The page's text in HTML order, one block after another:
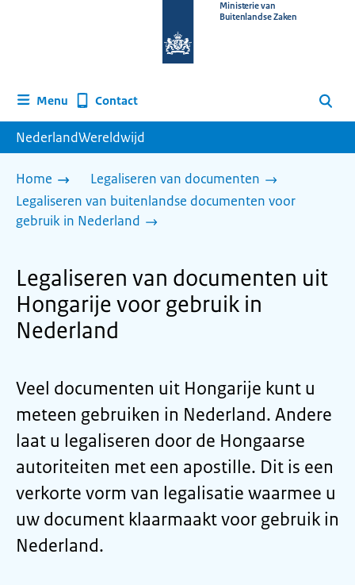
homepage
Ministerie van
Buitenlandse Zaken
Menu Contact Zoeken
NederlandWereldwijd
Home
Legaliseren van documenten
Legaliseren van buitenlandse documenten voor
gebruik in Nederland
Legaliseren van documenten uit
Hongarije voor gebruik in
Nederland
Veel documenten uit Hongarije kunt u
meteen gebruiken in Nederland. Andere
laat u legaliseren door de Hongaarse
autoriteiten met een apostille. Dit is een
verkorte vorm van legalisatie waarmee u
uw document klaarmaakt voor gebruik in
Nederland.